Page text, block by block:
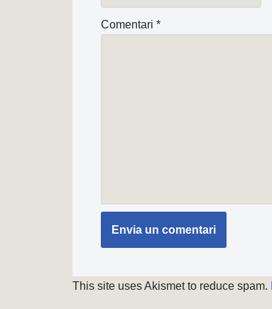
Comentari *
This site uses Akismet to reduce spam.